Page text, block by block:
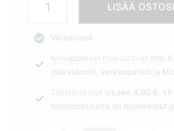
sininen
Maileg
määrä
LISÄÄ
Varastossa
Monipuoliset maksutavat
mm.
maksukortit, verkkopankit ja
Toimituskulut alkaen 4,90 €.
toimituskuluitta (ei huonekalut